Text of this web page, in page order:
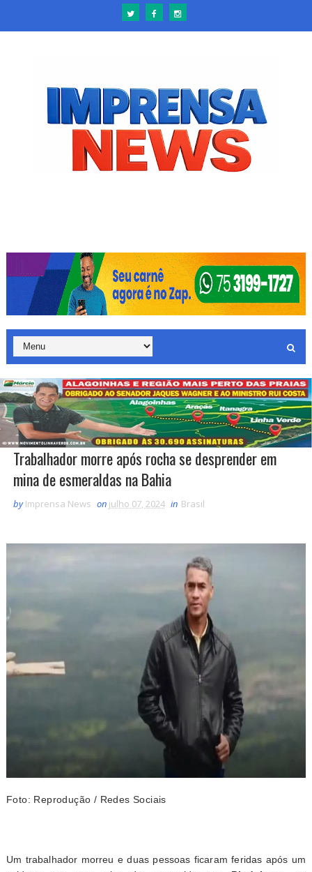
Trabalhador morre após rocha se desprender em
mina de esmeraldas na Bahia
by Imprensa News on julho 07, 2024 in Brasil
Foto: Reprodução / Redes Sociais
Um trabalhador morreu e duas pessoas ficaram feridas após um